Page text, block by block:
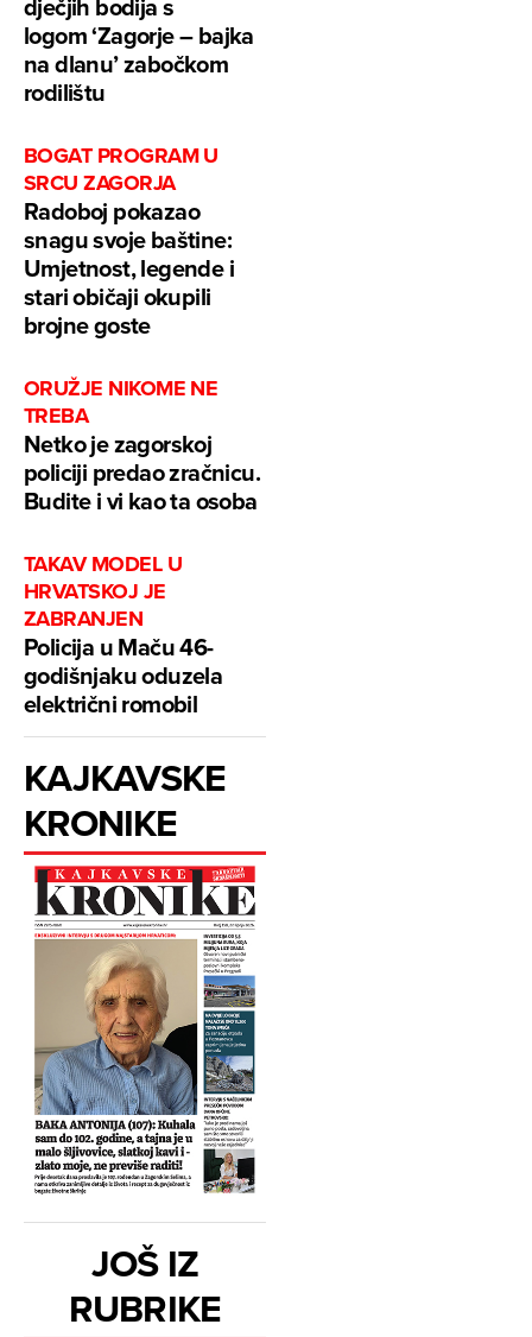
dječjih bodija s
logom ‘Zagorje – bajka
na dlanu’ zabočkom
rodilištu
BOGAT PROGRAM U
SRCU ZAGORJA
Radoboj pokazao
snagu svoje baštine:
Umjetnost, legende i
stari običaji okupili
brojne goste
ORUŽJE NIKOME NE
TREBA
Netko je zagorskoj
policiji predao zračnicu.
Budite i vi kao ta osoba
TAKAV MODEL U
HRVATSKOJ JE
ZABRANJEN
Policija u Maču 46-
godišnjaku oduzela
električni romobil
KAJKAVSKE
KRONIKE
JOŠ IZ
RUBRIKE